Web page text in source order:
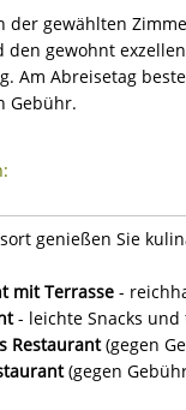
der gewählten
gewohnt
Am Abreisetag
Gebühr.
genießen Sie
mit Terrasse -
- leichte Snacks und
Restaurant(gegen
(gegen